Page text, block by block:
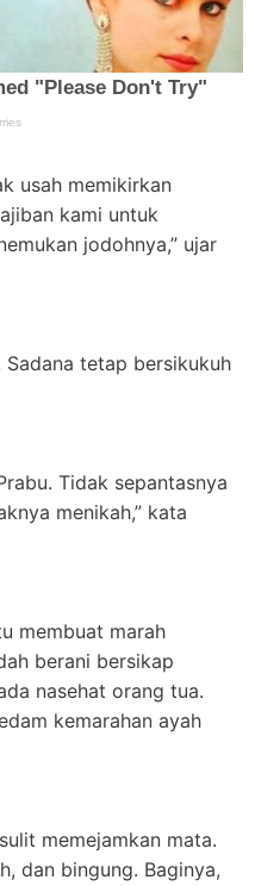
usah memikirkan
kami untuk
jodohnya,” ujar
tetap bersikukuh
Tidak sepantasnya
menikah,” kata
membuat marah
berani bersikap
nasehat orang tua.
kemarahan ayah
memejamkan mata.
dan bingung. Baginya,